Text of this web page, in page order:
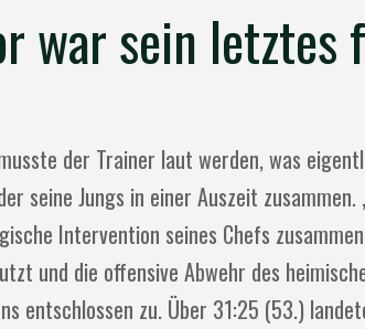
war sein letztes
der Trainer laut werden, was
seine Jungs in einer Auszeit zusammen.
Intervention seines Chefs
und die offensive Abwehr des
entschlossen zu. Über 31:25 (53.)